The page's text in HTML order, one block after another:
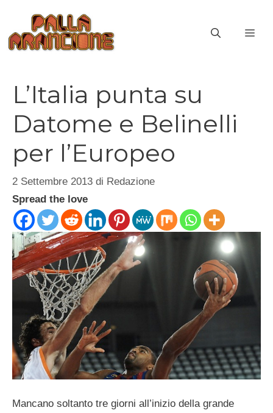
contenuto
L’Italia punta su
Datome e Belinelli
per l’Europeo
2 Settembre 2013 di Redazione
Spread the love
Mancano soltanto tre giorni all’inizio della grande